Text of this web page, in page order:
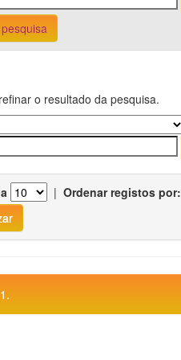
o resultado da pesquisa.
| Ordenar registos por: